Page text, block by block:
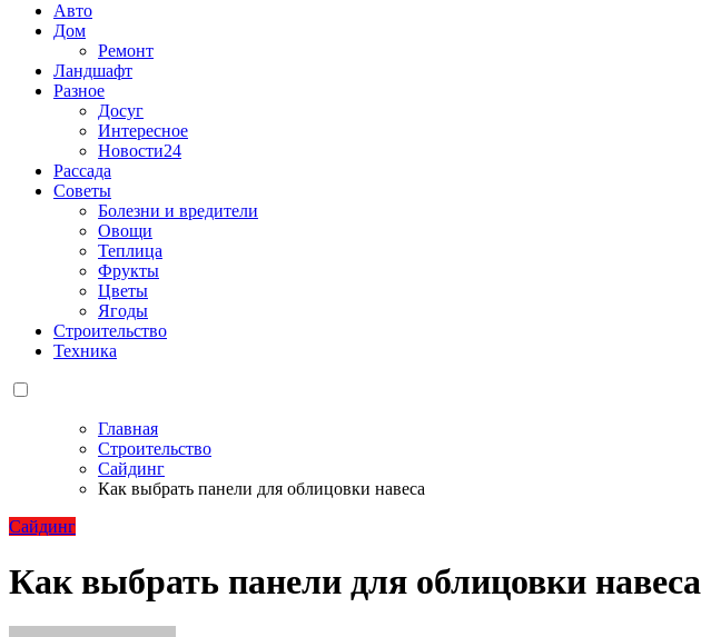
Авто
Дом
Ремонт
Ландшафт
Разное
Досуг
Интересное
Новости24
Рассада
Советы
Болезни и вредители
Овощи
Теплица
Фрукты
Цветы
Ягоды
Строительство
Техника
Главная
Строительство
Сайдинг
Как выбрать панели для облицовки навеса
Сайдинг
Как выбрать панели для облицовки навеса